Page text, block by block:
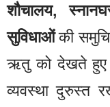
शौचालय,
सुविधाओंकी
ऋतु को देखते हुए
व्यवस्था दुरुस्त